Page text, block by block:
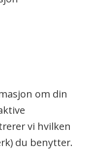
om din
vi hvilken
du benytter.